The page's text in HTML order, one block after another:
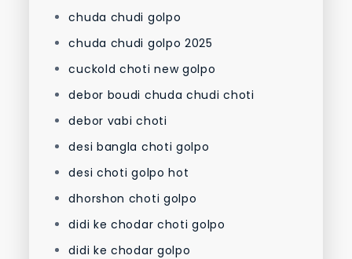
chuda chudi golpo
chuda chudi golpo 2025
cuckold choti new golpo
debor boudi chuda chudi choti
debor vabi choti
desi bangla choti golpo
desi choti golpo hot
dhorshon choti golpo
didi ke chodar choti golpo
didi ke chodar golpo